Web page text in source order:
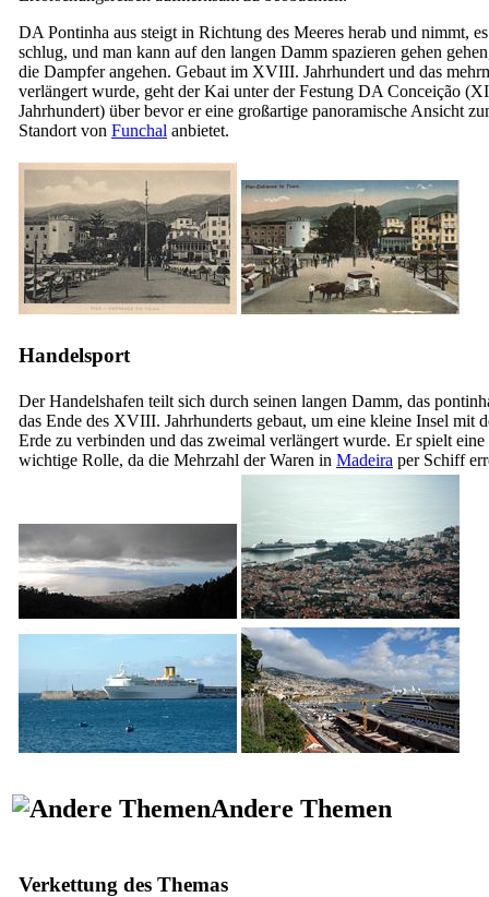
DA Pontinha aus steigt in Richtung des Meeres herab und nimmt, es
schlug, und man kann auf den langen Damm spazieren gehen
die Dampfer angehen. Gebaut im XVIII. Jahrhundert und das
verlängert wurde, geht der Kai unter der Festung DA Conceição (
Jahrhundert) über bevor er eine großartige panoramische Ansicht
Standort von Funchal anbietet.
Handelsport
Der Handelshafen teilt sich durch seinen langen Damm, das
das Ende des XVIII. Jahrhunderts gebaut, um eine kleine Insel mit
Erde zu verbinden und das zweimal verlängert wurde. Er spielt eine
wichtige Rolle, da die Mehrzahl der Waren in Madeira per Schiff
Andere Themen
Verkettung des Themas